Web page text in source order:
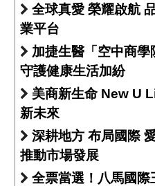
全球真愛 榮耀啟航 品牌升級 打造新世代事
業平台
加捷生醫「空中商學院」
守護健康生活加紛
美商新生命 New U Life 重新定義膠
新未來
深耕地方 布局國際 愛樂唯Alfawise「雙軌」
推動市場發展
全票當選！八馬國